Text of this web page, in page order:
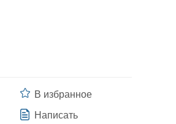
В избранное
Написать